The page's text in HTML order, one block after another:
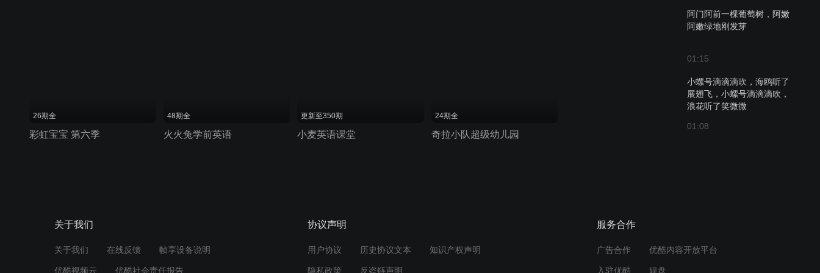
阿门阿前一棵葡萄树，阿嫩
阿嫩绿地刚发芽
01:15
小螺号滴滴滴吹，海鸥听了
展翅飞，小螺号滴滴滴吹，
浪花听了笑微微
01:08
26期全
彩虹宝宝 第六季
48期全
火火兔学前英语
更新至350期
小麦英语课堂
24期全
奇拉小队超级幼儿园
关于我们
关于我们 在线反馈 帧享设备说明
优酷视频云 优酷社会责任报告
协议声明
用户协议 历史协议文本 知识产权声明
隐私政策 反盗链声明
服务合作
广告合作 优酷内容开放平台
入驻优酷 娱盘